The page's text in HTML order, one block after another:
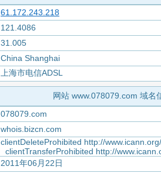
61.172.243.218
121.4086
31.005
China Shanghai
上海市电信ADSL
网站 www.078079.com 域名
078079.com
whois.bizcn.com
clientDeleteProhibited http://
clientTransferProhibited http://
2011年06月22日